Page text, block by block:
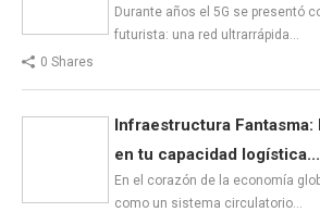
Durante años el 5G se presentó
futurista: una red ultrarrápida…
0 Shares
Infraestructura
en tu capacidad logística...
En el corazón de la economía
como un sistema circulatorio…